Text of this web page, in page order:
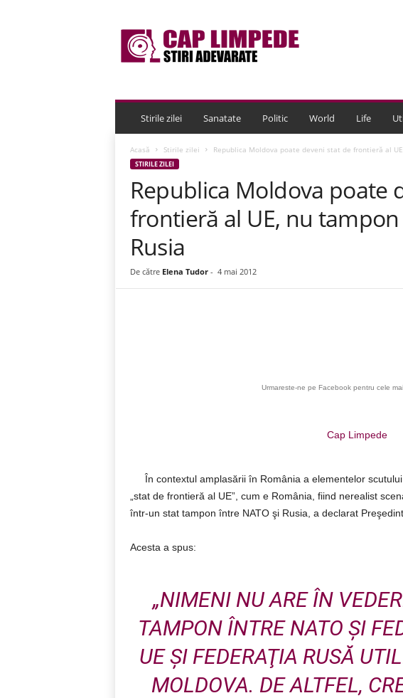
p
d
Stirile zilei Sanatate Politic World Life
Acasă Stirile zilei Republica Moldova poate deveni stat de frontieră al
STIRILE ZILEI
Republica Moldova poate
frontieră al UE, nu
Rusia
De către Elena Tudor- 4 mai 2012
Urmareste-ne pe Facebook pentru cele
Cap Limpede
În contextul amplasării în România a elementelor
„stat de frontieră al UE”, cum e România, fiind nerealist
într-un stat tampon între NATO şi Rusia, a declarat
Acesta a spus:
„NIMENI NU ARE ÎN
TAMPON ÎNTRE NATO ŞI
UE ŞI FEDERAŢIA RUSĂ
MOLDOVA. DE ALTFEL,